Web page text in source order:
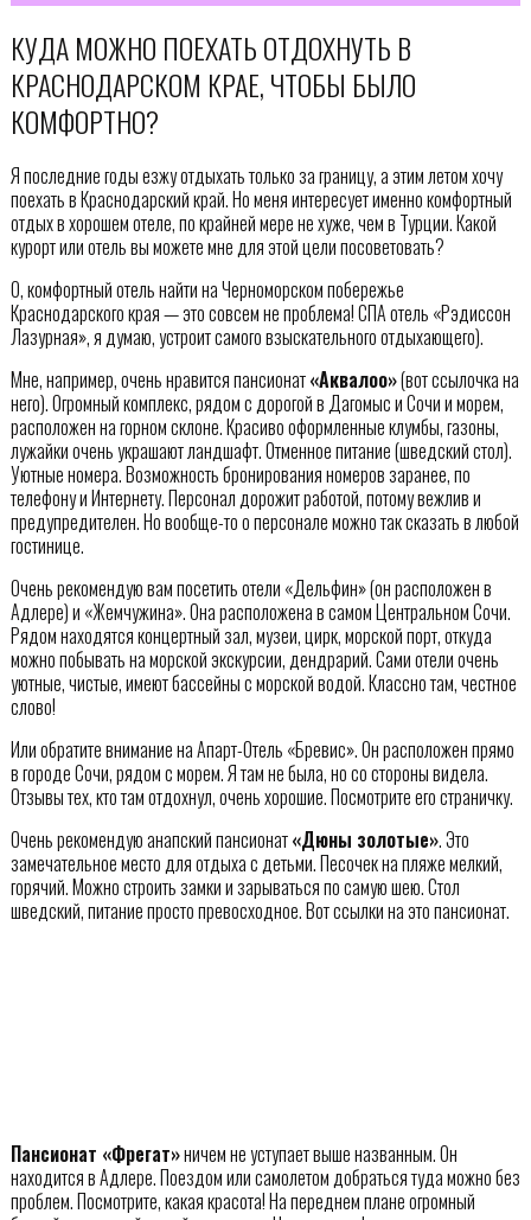
КУДА МОЖНО ПОЕХАТЬ ОТДОХНУТЬ В
КРАСНОДАРСКОМ КРАЕ, ЧТОБЫ БЫЛО
КОМФОРТНО?
Я последние годы езжу отдыхать только за границу, а этим летом хочу
поехать в Краснодарский край. Но меня интересует именно комфортный
отдых в хорошем отеле, по крайней мере не хуже, чем в Турции. Какой
курорт или отель вы можете мне для этой цели посоветовать?
О, комфортный отель найти на Черноморском побережье
Краснодарского края — это совсем не проблема! СПА отель «Рэдиссон
Лазурная», я думаю, устроит самого взыскательного отдыхающего).
Мне, например, очень нравится пансионат«Аквалоо»(вот ссылочка на
него). Огромный комплекс, рядом с дорогой в Дагомыс и Сочи и морем,
расположен на горном склоне. Красиво оформленные клумбы, газоны,
лужайки очень украшают ландшафт. Отменное питание (шведский стол).
Уютные номера. Возможность бронирования номеров заранее, по
телефону и Интернету. Персонал дорожит работой, потому вежлив и
предупредителен. Но вообще-то о персонале можно так сказать в любой
гостинице.
Очень рекомендую вам посетить отели «Дельфин» (он расположен в
Адлере) и «Жемчужина». Она расположена в самом Центральном Сочи.
Рядом находятся концертный зал, музеи, цирк, морской порт, откуда
можно побывать на морской экскурсии, дендрарий. Сами отели очень
уютные, чистые, имеют бассейны с морской водой. Классно там, честное
слово!
Или обратите внимание на Апарт-Отель «Бревис». Он расположен прямо
в городе Сочи, рядом с морем. Я там не была, но со стороны видела.
Отзывы тех, кто там отдохнул, очень хорошие. Посмотрите его страничку.
Очень рекомендую анапский пансионат«Дюны золотые». Это
замечательное место для отдыха с детьми. Песочек на пляже мелкий,
горячий. Можно строить замки и зарываться по самую шею. Стол
шведский, питание просто превосходное. Вот ссылки на это пансионат.
Пансионат «Фрегат»ничем не уступает выше названным. Он
находится в Адлере. Поездом или самолетом добраться туда можно без
проблем. Посмотрите, какая красота! На переднем плане огромный